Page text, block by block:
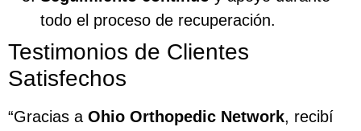
todo el proceso de recuperación.
Testimonios de Clientes
Satisfechos
“Gracias a Ohio Orthopedic Network, recibí